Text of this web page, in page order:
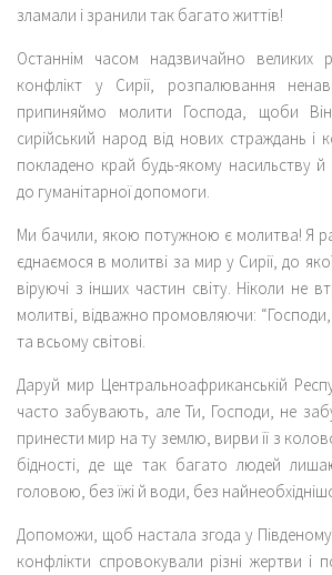
зламали і зранили так багато життів!
Останнім часом надзвичайно великих
конфлікт у Сирії, розпалювання
припиняймо молити Господа, щоби
сирійський народ від нових страждань і
покладено край будь-якому насильству й
до гуманітарної допомоги.
Ми бачили, якою потужною є молитва! Я
єднаємося в молитві за мир у Сирії, до
віруючі з інших частин світу. Ніколи не
молитві, відважно промовляючи: “Господи,
та всьому світові.
Даруй мир Центральноафриканській
часто забувають, але Ти, Господи, не
принести мир на ту землю, вирви її з
бідності, де ще так багато людей
головою, без їжі й води, без
Допоможи, щоб настала згода у Південому
конфлікти спровокували різні жертви і